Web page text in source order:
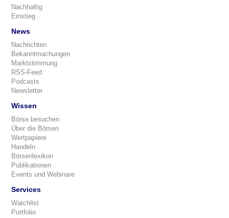
Nachhaltig
Einstieg
News
Nachrichten
Bekanntmachungen
Marktstimmung
RSS-Feed
Podcasts
Newsletter
Wissen
Börse besuchen
Über die Börsen
Wertpapiere
Handeln
Börsenlexikon
Publikationen
Events und Webinare
Services
Watchlist
Portfolio